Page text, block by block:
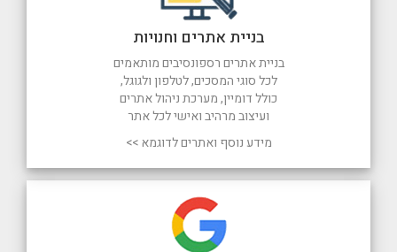
בניית אתרים וחנויות
בניית אתרים רספונסיבים מותאמים
לכל סוגי המסכים, לטלפון ולגוגל,
כולל דומיין, מערכת ניהול אתרים
ועיצוב מרהיב ואישי לכל אתר
מידע נוסף ואתרים לדוגמא >>